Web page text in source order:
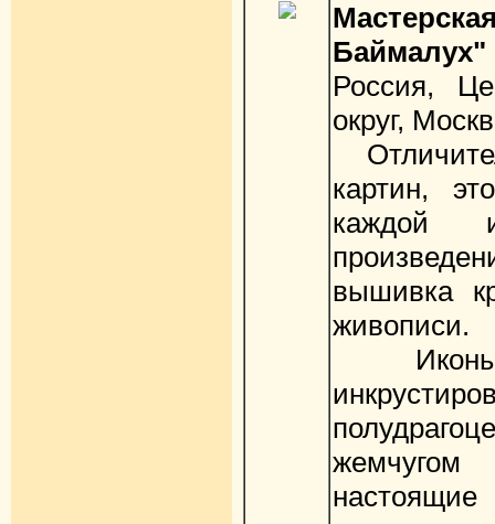
Баймалух"
Россия,
округ,
картин,
вышивка
живописи.
Иконы
жемчугом